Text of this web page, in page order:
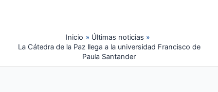
Inicio
Últimas noticias
La Cátedra de la Paz llega a la universidad Francisco de
Paula Santander